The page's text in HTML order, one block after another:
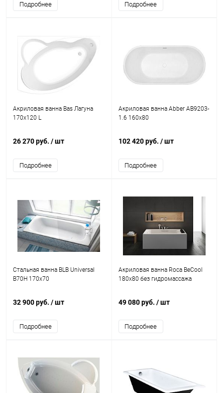
Подробнее Подробнее
Акриловая ванна Bas Лагуна
170x120 L
26 270 руб. / шт
Подробнее
Акриловая ванна Abber AB9203-
1.6 160x80
102 420 руб. / шт
Подробнее
Стальная ванна BLB Universal
B70H 170x70
32 900 руб. / шт
Подробнее
Акриловая ванна Roca BeCool
180x80 без гидромассажа
49 080 руб. / шт
Подробнее